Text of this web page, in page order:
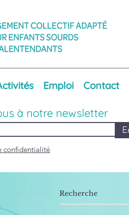
Emploi Contact
à notre newsletter
confidentialité